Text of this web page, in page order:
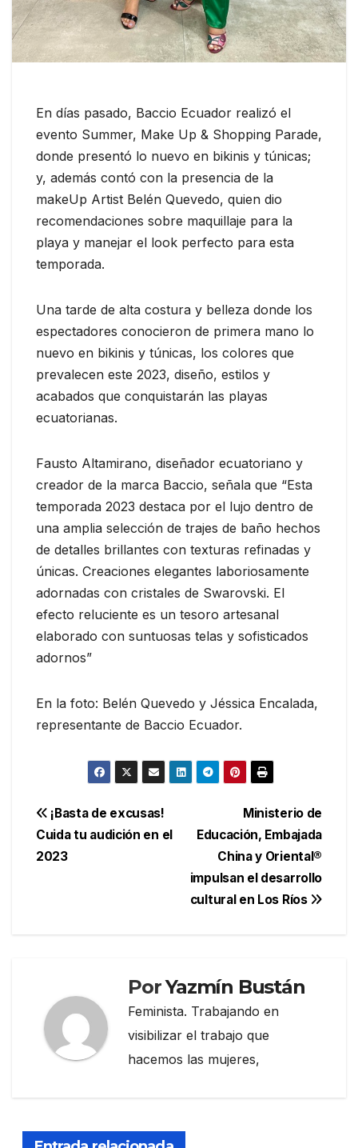
En días pasado, Baccio Ecuador realizó el
evento Summer, Make Up & Shopping Parade,
donde presentó lo nuevo en bikinis y túnicas;
y, además contó con la presencia de la
makeUp Artist Belén Quevedo, quien dio
recomendaciones sobre maquillaje para la
playa y manejar el look perfecto para esta
temporada.
Una tarde de alta costura y belleza donde los
espectadores conocieron de primera mano lo
nuevo en bikinis y túnicas, los colores que
prevalecen este 2023, diseño, estilos y
acabados que conquistarán las playas
ecuatorianas.
Fausto Altamirano, diseñador ecuatoriano y
creador de la marca Baccio, señala que “Esta
temporada 2023 destaca por el lujo dentro de
una amplia selección de trajes de baño hechos
de detalles brillantes con texturas refinadas y
únicas. Creaciones elegantes laboriosamente
adornadas con cristales de Swarovski. El
efecto reluciente es un tesoro artesanal
elaborado con suntuosas telas y sofisticados
adornos”
En la foto: Belén Quevedo y Jéssica Encalada,
representante de Baccio Ecuador.
Navegación
de
Ministerio de
Educación, Embajada
China y Oriental®
impulsan el desarrollo
cultural en Los Ríos
¡Basta de excusas!
Cuida tu audición en el
2023
PorYazmín Bustán
Feminista. Trabajando en
visibilizar el trabajo que
hacemos las mujeres,